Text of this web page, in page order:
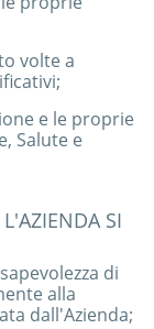
volte a
e le proprie
Salute e
SI
di
alla
dall'Azienda;